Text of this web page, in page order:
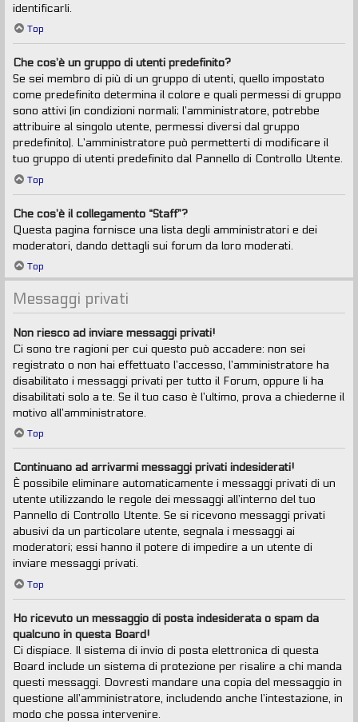
identificarli.
Top
Che cos’è un gruppo di utenti predefinito?
Se sei membro di più di un gruppo di utenti, quello impostato
come predefinito determina il colore e quali permessi di gruppo
sono attivi (in condizioni normali; l’amministratore, potrebbe
attribuire al singolo utente, permessi diversi dal gruppo
predefinito). L’amministratore può permetterti di modificare il
tuo gruppo di utenti predefinito dal Pannello di Controllo Utente.
Top
Che cos’è il collegamento “Staff”?
Questa pagina fornisce una lista degli amministratori e dei
moderatori, dando dettagli sui forum da loro moderati.
Top
Messaggi privati
Non riesco ad inviare messaggi privati!
Ci sono tre ragioni per cui questo può accadere: non sei
registrato o non hai effettuato l’accesso, l’amministratore ha
disabilitato i messaggi privati per tutto il Forum, oppure li ha
disabilitati solo a te. Se il tuo caso è l’ultimo, prova a chiederne il
motivo all’amministratore.
Top
Continuano ad arrivarmi messaggi privati indesiderati!
È possibile eliminare automaticamente i messaggi privati ​​di un
utente utilizzando le regole dei messaggi all’interno del tuo
Pannello di Controllo Utente. Se si ricevono messaggi privati ​​
abusivi da un particolare utente, segnala i messaggi ai
moderatori; essi hanno il potere di impedire a un utente di
inviare messaggi privati​​.
Top
Ho ricevuto un messaggio di posta indesiderata o spam da
qualcuno in questa Board!
Ci dispiace. Il sistema di invio di posta elettronica di questa
Board include un sistema di protezione per risalire a chi manda
questi messaggi. Dovresti mandare una copia del messaggio in
questione all’amministratore, includendo anche l’intestazione, in
modo che possa intervenire.